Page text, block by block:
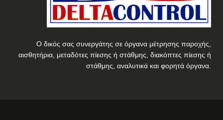
Ο δικός σας συνεργάτης σε όργανα μέτρησης παροχής,
αισθητήρια, μεταδότες πίεσης ή στάθμης, διακόπτες πίεσης ή
στάθμης, αναλυτικά και φορητά όργανα.